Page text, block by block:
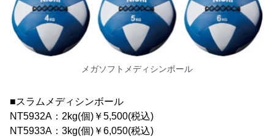
メガソフトメディシンボール
■スラムメディシンボール
NT5932A：2kg(個)￥5,500(税込)
NT5933A：3kg(個)￥6,050(税込)